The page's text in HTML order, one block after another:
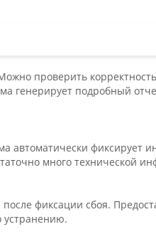
проверить
генерирует подробный
автоматически фиксирует
много технической
фиксации сбоя.
устранению.